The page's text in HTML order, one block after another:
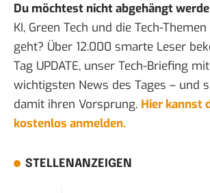
Du möchtest nicht abgehängt
KI, Green Tech und die Tech-
geht? Über 12.000 smarte Leser
Tag UPDATE, unser Tech-Briefing
wichtigsten News des Tages – und
damit ihren Vorsprung. Hier kannst
kostenlos anmelden.
STELLENANZEIGEN